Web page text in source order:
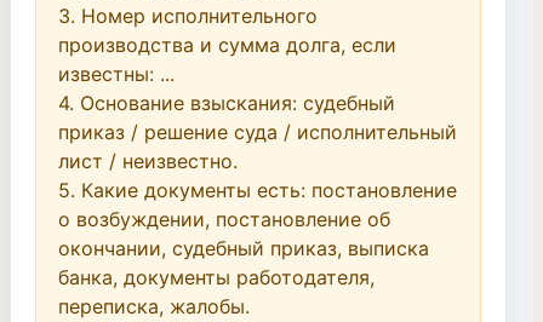
3. Номер исполнительного
производства и сумма долга, если
известны: ...
4. Основание взыскания: судебный
приказ / решение суда / исполнительный
лист / неизвестно.
5. Какие документы есть: постановление
о возбуждении, постановление об
окончании, судебный приказ, выписка
банка, документы работодателя,
переписка, жалобы.